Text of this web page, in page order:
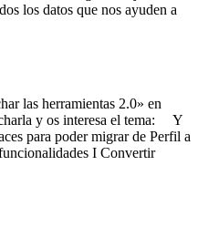
los datos que nos ayuden a
las herramientas 2.0» en
y os interesa el tema: Y
para poder migrar de Perfil a
I Convertir